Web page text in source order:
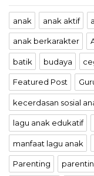
anak anak aktif
anak berkarakter
batik budaya
Featured Post
kecerdasan sosial
lagu anak edukatif
manfaat lagu anak
Parenting